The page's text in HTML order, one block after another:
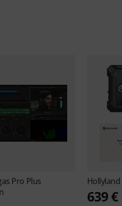
Pro Plus
Hollyland
639 €